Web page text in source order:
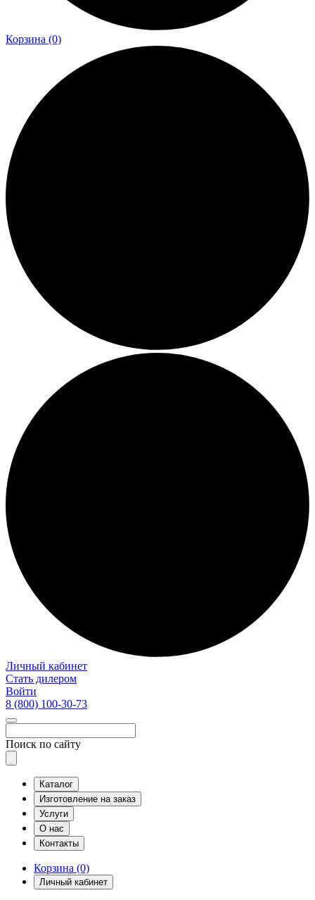
Корзина (0)
Личный кабинет
Стать дилером
Войти
8 (800) 100-30-73
Поиск по сайту
Каталог
Изготовление на заказ
Услуги
О нас
Контакты
Корзина (0)
Личный кабинет